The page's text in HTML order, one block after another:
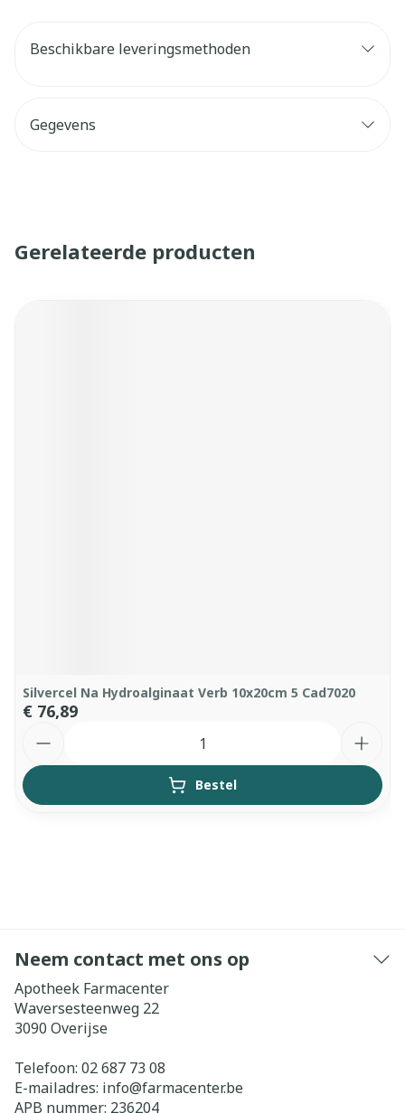
Beschikbare leveringsmethoden
Gegevens
Gerelateerde producten
Silvercel Na Hydroalginaat Verb 10x20cm 5 Cad7020
€ 76,89
Bestel
Neem contact met ons op
Apotheek Farmacenter
Waversesteenweg 22
3090 Overijse
Telefoon: 02 687 73 08
E-mailadres: info@farmacenter.be
APB nummer: 236204